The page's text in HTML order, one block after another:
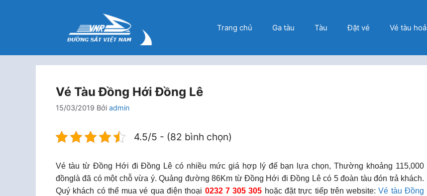
Trang chủ Ga tàu Tàu Đặt vé Vé tàu hoả
Vé Tàu Đồng Hới Đồng Lê
15/03/2019 Bởi admin
4.5/5 - (82 bình chọn)
Vé tàu từ Đồng Hới đi Đồng Lê có nhiều mức giá hợp lý để bạn lựa chọn, Thường khoảng 115,000
đồnglà đã có một chỗ vừa ý. Quảng đường 86Km từ Đồng Hới đi Đồng Lê có 5 đoàn tàu đón trả khách.
Quý khách có thể mua vé qua điện thoại 0232 7 305 305 hoặc đặt trực tiếp trên website:Vé tàu Đồng